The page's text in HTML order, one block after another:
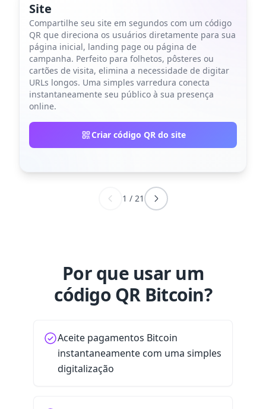
Site
Compartilhe seu site em segundos com um código
QR que direciona os usuários diretamente para sua
página inicial, landing page ou página de
campanha. Perfeito para folhetos, pôsteres ou
cartões de visita, elimina a necessidade de digitar
URLs longos. Uma simples varredura conecta
instantaneamente seu público à sua presença
online.
Criar código QR do site
1 / 21
Por que usar um
código QR Bitcoin?
Aceite pagamentos Bitcoin
instantaneamente com uma simples
digitalização